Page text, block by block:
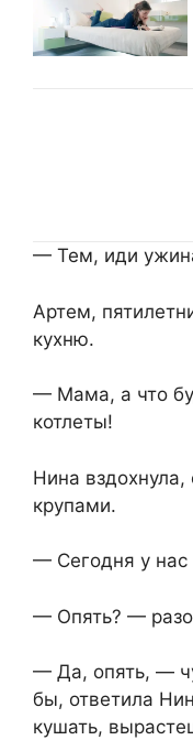
— Тем, иди
Артем,
кухню.
— Мама, а что
котлеты!
Нина
крупами.
— Сегодня у
— Опять? —
— Да, опять, —
бы, ответила
кушать,